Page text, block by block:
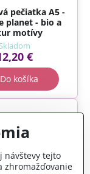
pečiatka A5 -
planet - bio a
motívy
Skladom
€
Do košíka
návštevy tejto
zhromažďovanie